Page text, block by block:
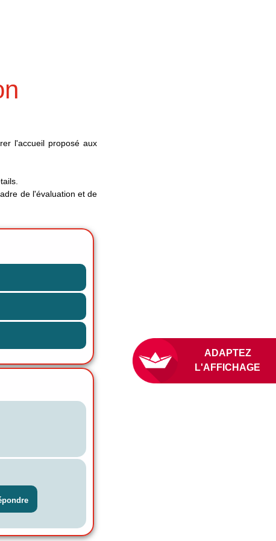
l'accueil proposé aux
de l'évaluation et de